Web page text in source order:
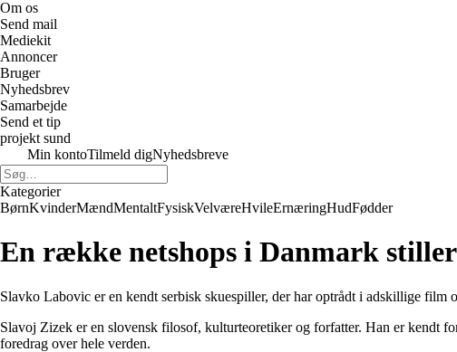
Om os
Send mail
Mediekit
Annoncer
Bruger
Nyhedsbrev
Samarbejde
Send et tip
projekt sund
Min kontoTilmeld digNyhedsbreve
Kategorier
BørnKvinderMændMentaltFysiskVelværeHvileErnæringHudFødder
En række netshops i Danmark
Slavko Labovic er en kendt serbisk skuespiller, der har optrådt i adskillige
Slavoj Zizek er en slovensk filosof, kulturteoretiker og forfatter. Han er kendt
foredrag over hele verden.